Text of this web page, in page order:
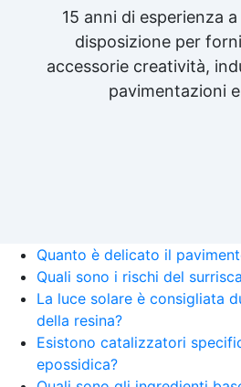
15 anni di esperienza
disposizione per
accessorie creatività,
pavimentazioni
Quanto è delicato il
Quali sono i rischi del
La luce solare è consigliata
della resina?
Esistono catalizzatori
epossidica?